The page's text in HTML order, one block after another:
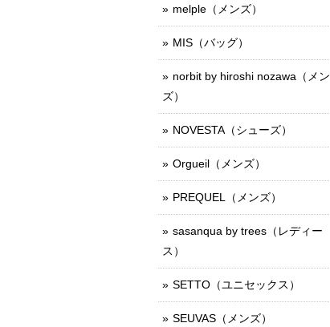
melple（メンズ）
MIS（バッグ）
norbit by hiroshi nozawa（メン
ズ）
NOVESTA（シューズ）
Orgueil（メンズ）
PREQUEL（メンズ）
sasanqua by trees（レディー
ス）
SETTO（ユニセックス）
SEUVAS（メンズ）